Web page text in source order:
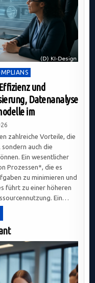
und
Datenanalyse
im
zahlreiche Vorteile, die
auch die
Ein wesentlicher
Prozessen*, die es
zu minimieren und
führt zu einer höheren
Ein…